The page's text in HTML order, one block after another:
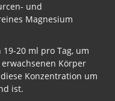
und
Magnesium
20 ml pro Tag, um
Körper
Konzentration um
ist.